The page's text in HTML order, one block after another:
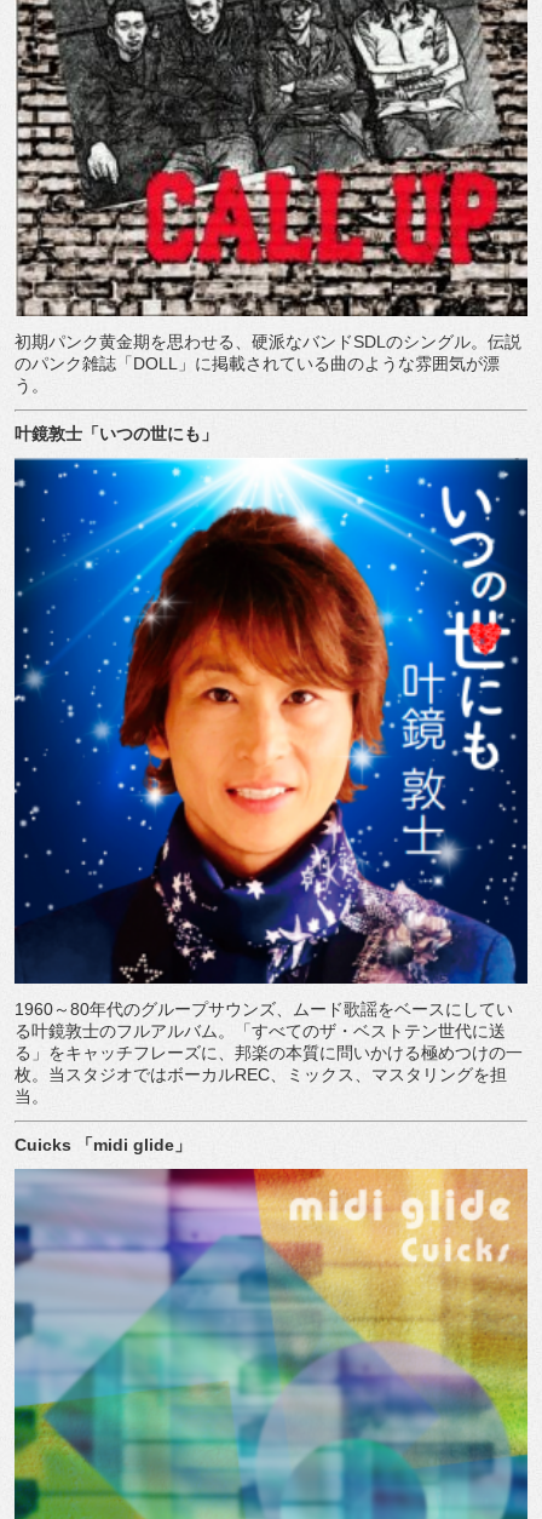
初期パンク黄金期を思わせる、硬派なバンドSDL のシングル。伝説
のパンク雑誌「DOLL
」に掲載されている曲のような雰囲気が漂
う。
叶鏡敦士「いつの世にも」
1960～80年代のグループサウンズ、ムード歌謡をベースにしてい
る叶鏡敦士のフルアルバム。「すべてのザ・ベストテン世代に送
る」をキャッチフレーズに、邦楽の本質に問いかける極めつけの一
枚。当スタジオではボーカルREC 、ミックス、マスタリングを担
当。
Cuicks 「midi glide 」